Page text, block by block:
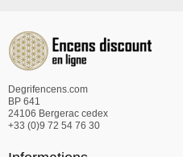
Degrifencens.com
BP 641
24106 Bergerac cedex
+33 (0)9 72 54 76 30